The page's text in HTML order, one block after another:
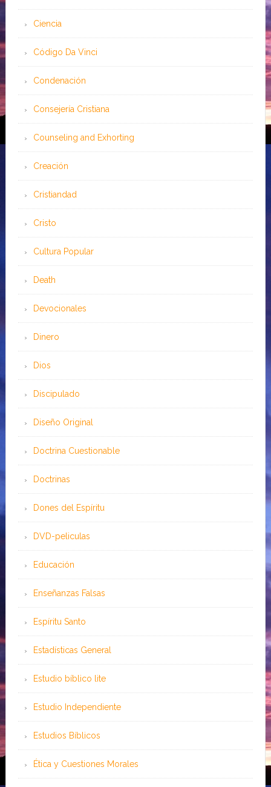
Ciencia
Código Da Vinci
Condenación
Consejería Cristiana
Counseling and Exhorting
Creación
Cristiandad
Cristo
Cultura Popular
Death
Devocionales
Dinero
Dios
Discipulado
Diseño Original
Doctrina Cuestionable
Doctrinas
Dones del Espíritu
DVD-peliculas
Educación
Enseñanzas Falsas
Espíritu Santo
Estadísticas General
Estudio bíblico lite
Estudio Independiente
Estudios Bíblicos
Ética y Cuestiones Morales